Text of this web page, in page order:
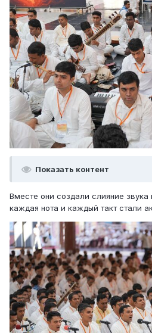
Показать контент
Вместе они создали слияние
каждая нота и каждый такт стали